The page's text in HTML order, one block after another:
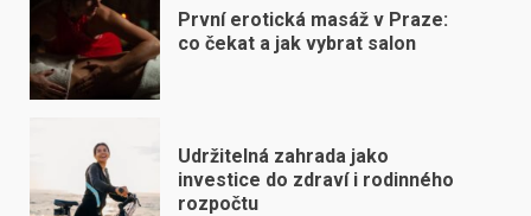
První erotická masáž v Praze:
co čekat a jak vybrat salon
Udržitelná zahrada jako
investice do zdraví i rodinného
rozpočtu